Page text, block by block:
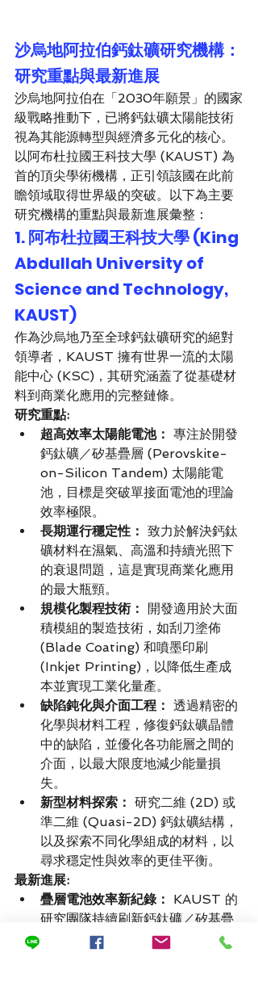
沙烏地阿拉伯鈣鈦礦研究機構：
研究重點與最新進展
沙烏地阿拉伯在「2030年願景」的國家
級戰略推動下，已將鈣鈦礦太陽能技術
視為其能源轉型與經濟多元化的核心。
以阿布杜拉國王科技大學 (KAUST) 為
首的頂尖學術機構，正引領該國在此前
瞻領域取得世界級的突破。以下為主要
研究機構的重點與最新進展彙整：
1. 阿布杜拉國王科技大學 (King
Abdullah University of
Science and Technology,
KAUST)
作為沙烏地乃至全球鈣鈦礦研究的絕對
領導者，KAUST 擁有世界一流的太陽
能中心 (KSC)，其研究涵蓋了從基礎材
料到商業化應用的完整鏈條。
研究重點:
超高效率太陽能電池： 專注於開發
鈣鈦礦／矽基疊層 (Perovskite-
on-Silicon Tandem) 太陽能電
池，目標是突破單接面電池的理論
效率極限。
長期運行穩定性： 致力於解決鈣鈦
礦材料在濕氣、高溫和持續光照下
的衰退問題，這是實現商業化應用
的最大瓶頸。
規模化製程技術：
開發適用於大面
積模組的製造技術，如刮刀塗佈
(Blade Coating) 和噴墨印刷
(Inkjet Printing)，以降低生產成
本並實現工業化量產。
缺陷鈍化與介面工程： 透過精密的
化學與材料工程，修復鈣鈦礦晶體
中的缺陷，並優化各功能層之間的
介面，以最大限度地減少能量損
失。
新型材料探索： 研究二維 (2D) 或
準二維 (Quasi-2D) 鈣鈦礦結構，
以及探索不同化學組成的材料，以
尋求穩定性與效率的更佳平衡。
最新進展:
疊層電池效率新紀錄：
KAUST 的
研究團隊持續刷新鈣鈦礦／矽基疊
層電池的效率世界紀錄，其實驗室